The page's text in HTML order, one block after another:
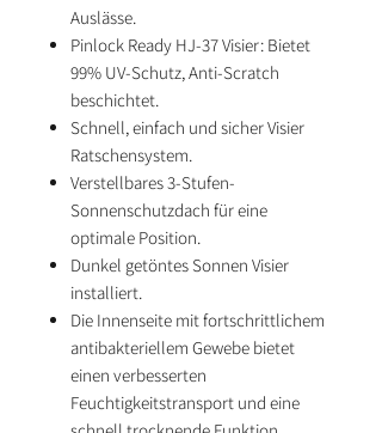
Auslässe.
Pinlock Ready HJ-37 Visier: Bietet
99% UV-Schutz, Anti-Scratch
beschichtet.
Schnell, einfach und sicher Visier
Ratschensystem.
Verstellbares 3-Stufen-
Sonnenschutzdach für eine
optimale Position.
Dunkel getöntes Sonnen Visier
installiert.
Die Innenseite mit fortschrittlichem
antibakteriellem Gewebe bietet
einen verbesserten
Feuchtigkeitstransport und eine